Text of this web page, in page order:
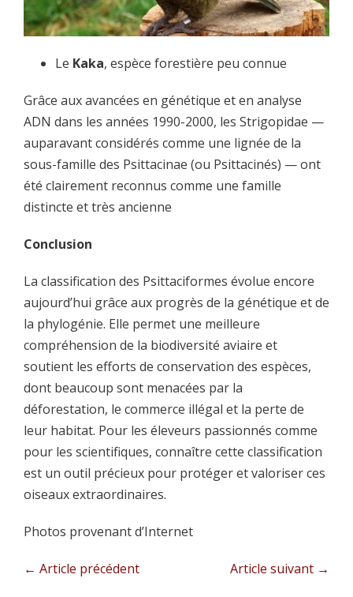
Le Kaka, espèce forestière peu connue
Grâce aux avancées en génétique et en analyse
ADN dans les années 1990-2000, les Strigopidae —
auparavant considérés comme une lignée de la
sous-famille des Psittacinae (ou Psittacinés) — ont
été clairement reconnus comme une famille
distincte et très ancienne
Conclusion
La classification des Psittaciformes évolue encore
aujourd’hui grâce aux progrès de la génétique et de
la phylogénie. Elle permet une meilleure
compréhension de la biodiversité aviaire et
soutient les efforts de conservation des espèces,
dont beaucoup sont menacées par la
déforestation, le commerce illégal et la perte de
leur habitat. Pour les éleveurs passionnés comme
pour les scientifiques, connaître cette classification
est un outil précieux pour protéger et valoriser ces
oiseaux extraordinaires.
Photos provenant d’Internet
Navigation
← Article précédent Article suivant →